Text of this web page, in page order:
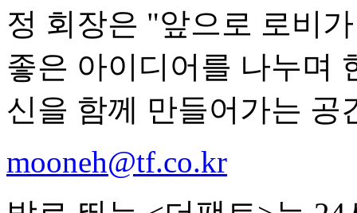
정 회장은 "앞으로 로비
좋은 아이디어를 나누며
신을 함께 만들어가는
mooneh@tf.co.kr